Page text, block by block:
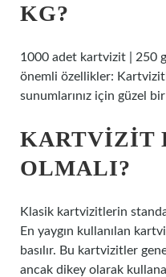
KG?
1000 adet kartvizit | 250
önemli özellikler:
sunumlarınız için güzel
KARTVIZIT
OLMALI?
Klasik kartvizitlerin
En yaygın kullanılan
basılır. Bu kartvizitler
ancak dikey olarak